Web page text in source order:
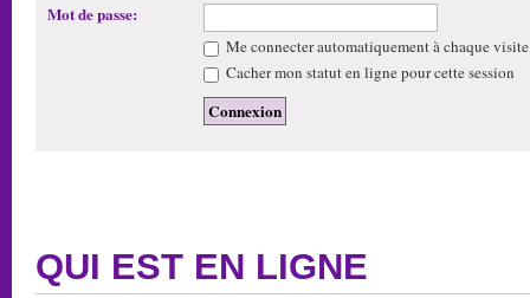
Mot de passe:
Me connecter automatiquement à chaque visite
Cacher mon statut en ligne pour cette session
QUI EST EN LIGNE